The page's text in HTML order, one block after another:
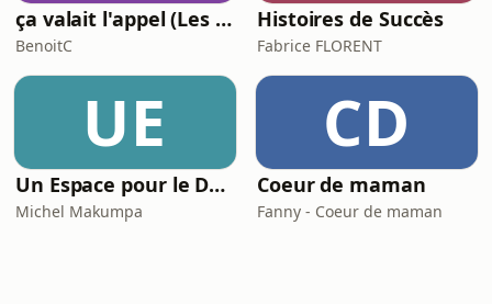
ça valait l'appel (Les meilleures histoires de la relation client)
BenoitC
Histoires de Succès
Fabrice FLORENT
UE
Un Espace pour le Deuil
Michel Makumpa
CD
Coeur de maman
Fanny - Coeur de maman